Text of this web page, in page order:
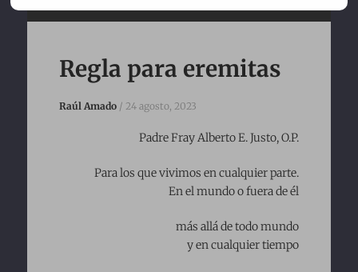
contentRegla para eremitas
Raúl Amado/ 24 agosto, 2023
Padre Fray Alberto E. Justo, O.P.
Para los que vivimos en cualquier parte.
En el mundo o fuera de él
más allá de todo mundo
y en cualquier tiempo